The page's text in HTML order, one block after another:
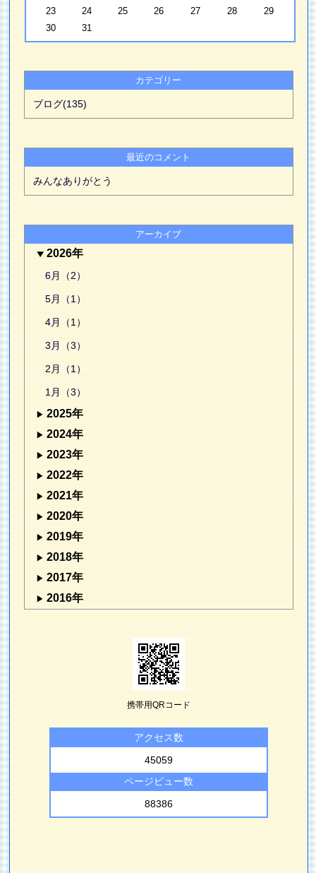
23
24 25 26 27 28
29
30
31
カテゴリー
ブログ(135)
最近のコメント
みんなありがとう
アーカイブ
2026年
6月（2）
5月（1）
4月（1）
3月（3）
2月（1）
1月（3）
2025年
2024年
2023年
2022年
2021年
2020年
2019年
2018年
2017年
2016年
携帯用QRコード
アクセス数
45059
ページビュー数
88386